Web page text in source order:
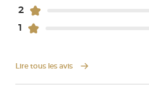
2
1
Lire tous les avis